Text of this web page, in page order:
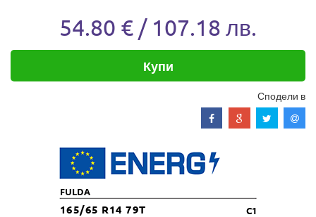
54.80 € / 107.18 лв.
Купи
Сподели в
FULDA
165/65 R14 79T C1